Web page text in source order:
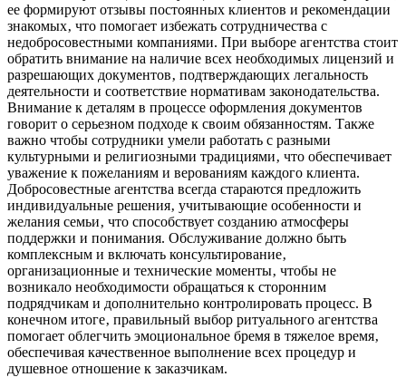
ее формируют отзывы постоянных клиентов и рекомендации
знакомых‚ что помогает избежать сотрудничества с
недобросовестными компаниями. При выборе агентства стоит
обратить внимание на наличие всех необходимых лицензий и
разрешающих документов‚ подтверждающих легальность
деятельности и соответствие нормативам законодательства.
Внимание к деталям в процессе оформления документов
говорит о серьезном подходе к своим обязанностям. Также
важно чтобы сотрудники умели работать с разными
культурными и религиозными традициями‚ что обеспечивает
уважение к пожеланиям и верованиям каждого клиента.
Добросовестные агентства всегда стараются предложить
индивидуальные решения‚ учитывающие особенности и
желания семьи‚ что способствует созданию атмосферы
поддержки и понимания. Обслуживание должно быть
комплексным и включать консультирование‚
организационные и технические моменты‚ чтобы не
возникало необходимости обращаться к сторонним
подрядчикам и дополнительно контролировать процесс. В
конечном итоге‚ правильный выбор ритуального агентства
помогает облегчить эмоциональное бремя в тяжелое время‚
обеспечивая качественное выполнение всех процедур и
душевное отношение к заказчикам.